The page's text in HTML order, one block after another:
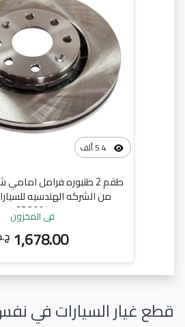
طقم 2 طنبوره فرامل
من الشركه الهندسيه
SD3004
في المخزون
1,678.00
قطع غيار السيارات في